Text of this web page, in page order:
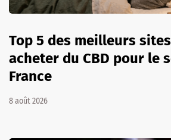
Top 5 des meilleurs
acheter du CBD pour le
France
8 août 2026